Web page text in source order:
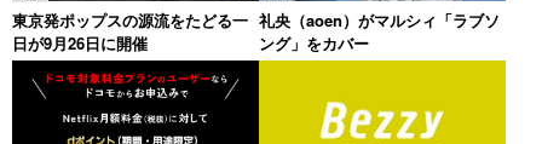
東京発ポップスの源流をたどる一
日が9月26日に開催
礼央（aoen）がマルシィ「ラブソ
ング」をカバー